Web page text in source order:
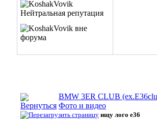
BMW 3ER CLUB
Фото и видео
ищу лого e36